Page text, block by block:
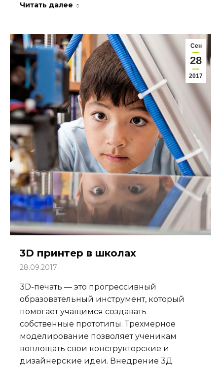
Читать далее
Сен
28
2017
3D принтер в школах
28.09.2017
3D-печать — это прогрессивный
образовательный инструмент, который
помогает учащимся создавать
собственные прототипы. Трехмерное
моделирование позволяет ученикам
воплощать свои конструкторские и
дизайнерские идеи. Внедрение 3Д